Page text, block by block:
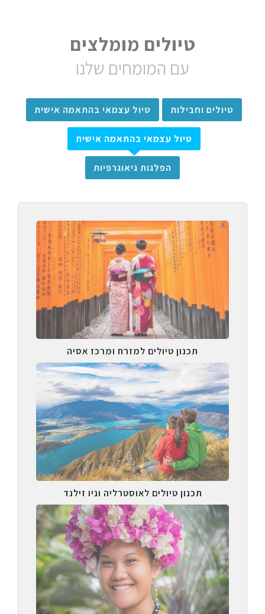
טיולים מומלצים
עם המומחים שלנו
טיולים וחבילות טיול עצמאי בהתאמה אישית
טיול עצמאי בהתאמה אישית
הפלגות גיאוגרפיות
תכנון טיולים למזרח ומרכז אסיה
תכנון טיולים לאוסטרליה וניו זילנד